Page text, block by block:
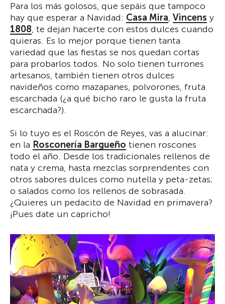
Para los más golosos, que sepáis que tampoco
hay que esperar a Navidad: Casa Mira, Vincens y
1808, te dejan hacerte con estos dulces cuando
quieras. Es lo mejor porque tienen tanta
variedad que las fiestas se nos quedan cortas
para probarlos todos. No solo tienen turrones
artesanos, también tienen otros dulces
navideños como mazapanes, polvorones, fruta
escarchada (¿a qué bicho raro le gusta la fruta
escarchada?).
Si lo tuyo es el Roscón de Reyes, vas a alucinar:
en la Rosconería Bargueño tienen roscones
todo el año. Desde los tradicionales rellenos de
nata y crema, hasta mezclas sorprendentes con
otros sabores dulces como nutella y peta-zetas;
o salados como los rellenos de sobrasada.
¿Quieres un pedacito de Navidad en primavera?
¡Pues date un capricho!